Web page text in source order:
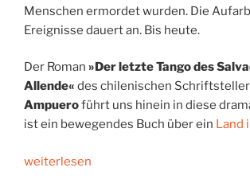
Menschen ermordet wurden. Die
Ereignisse dauert an. Bis heute.
Der Roman »Der letzte Tango des
Allende« des chilenischen
Ampueroführt uns hinein in diese
ist ein bewegendes Buch über ein Land
„Chiles
weiterlesen